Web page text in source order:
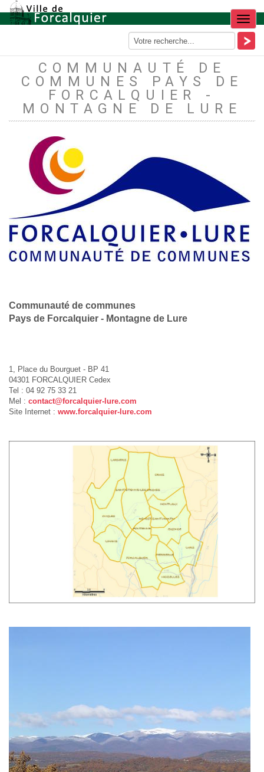
COMMUNAUTÉ DE
COMMUNES PAYS DE
FORCALQUIER -
MONTAGNE DE LURE
Communauté de communes
Pays de Forcalquier - Montagne de Lure
1, Place du Bourguet - BP 41
04301 FORCALQUIER Cedex
Tel : 04 92 75 33 21
Mel : contact@forcalquier-lure.com
Site Internet : www.forcalquier-lure.com
Menu